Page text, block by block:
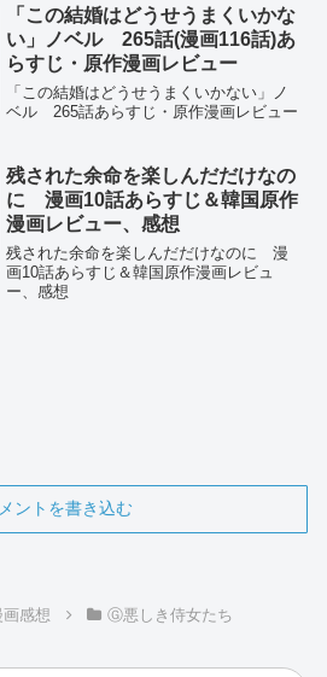
「この結婚はどうせうまくいかな
い」ノベル 265話(漫画116話)あ
らすじ・原作漫画レビュー
「この結婚はどうせうまくいかない」ノ
ベル 265話あらすじ・原作漫画レビュー
残された余命を楽しんだだけなの
に 漫画10話あらすじ＆韓国原作
漫画レビュー、感想
残された余命を楽しんだだけなのに 漫
画10話あらすじ＆韓国原作漫画レビュ
ー、感想
ントを書き込む
感想 Ⓖ悪しき侍女たち